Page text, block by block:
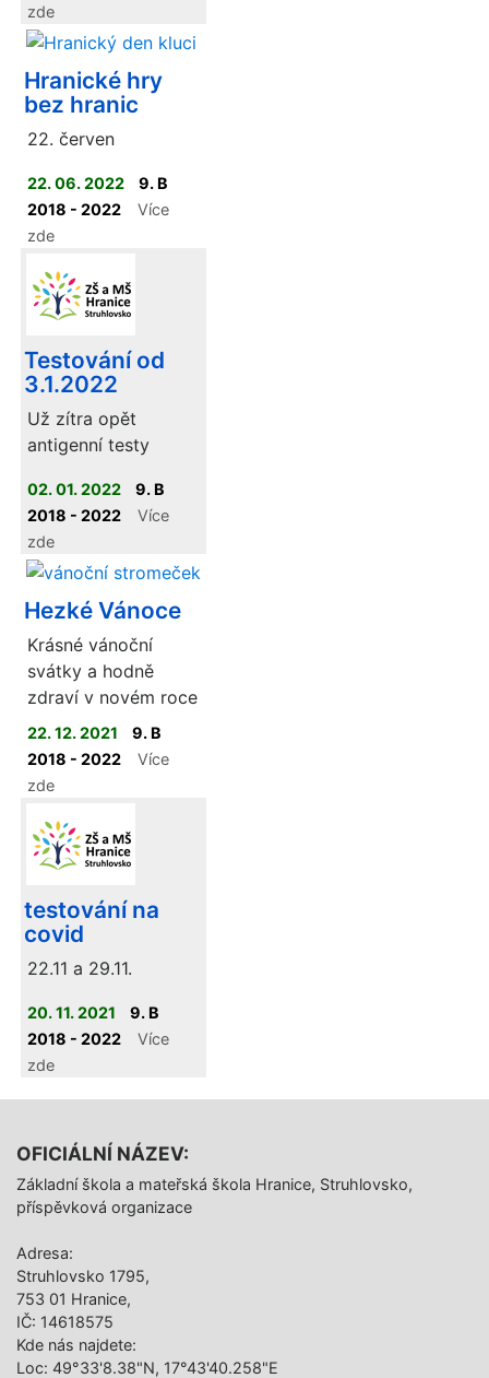
zde
Hranické hry
bez hranic
22. červen
22. 06. 2022
9. B
2018 - 2022
Více
zde
Testování od
3.1.2022
Už zítra opět
antigenní testy
02. 01. 2022
9. B
2018 - 2022
Více
zde
Hezké Vánoce
Krásné vánoční
svátky a hodně
zdraví v novém roce
22. 12. 2021
9. B
2018 - 2022
Více
zde
testování na
covid
22.11 a 29.11.
20. 11. 2021
9. B
2018 - 2022
Více
zde
OFICIÁLNÍ NÁZEV:
Základní škola a mateřská škola Hranice, Struhlovsko,
příspěvková organizace
Adresa:
Struhlovsko 1795,
753 01 Hranice,
IČ: 14618575
Kde nás najdete:
Loc: 49°33'8.38"N, 17°43'40.258"E